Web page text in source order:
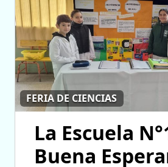
FERIA DE CIENCIAS
La Escuela
Buena